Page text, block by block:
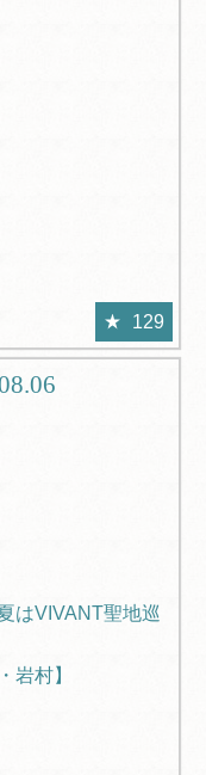
129
はVIVANT聖地巡
岩村】